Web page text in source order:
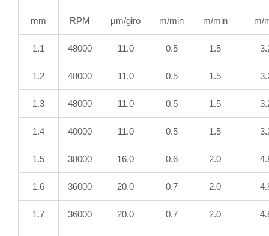
mm RPM μm/giro m/min m/min m/
1.1 48000 11.0 0.5 1.5
1.2 48000 11.0 0.5 1.5
1.3 48000 11.0 0.5 1.5
1.4 40000 11.0 0.5 1.5
1.5 38000 16.0 0.6 2.0
1.6 36000 20.0 0.7 2.0
1.7 36000 20.0 0.7 2.0